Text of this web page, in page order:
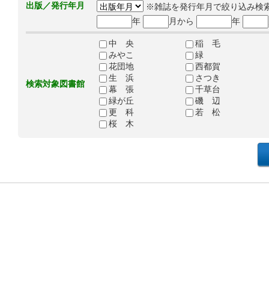
出版／発行年月
※雑誌を発行年月で絞り込み検
年
月から 年
検索対象図書館
中 央
稲 毛
みやこ
緑
花団地
西都賀
生 浜
さつき
幕 張
千草台
緑が丘
磯 辺
更 科
若 松
桜 木